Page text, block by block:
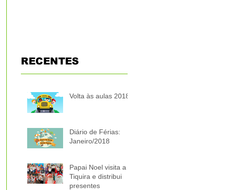
RECENTES
Volta às aulas 2018
Diário de Férias:
Janeiro/2018
Papai Noel visita a
Tiquira e distribui
presentes